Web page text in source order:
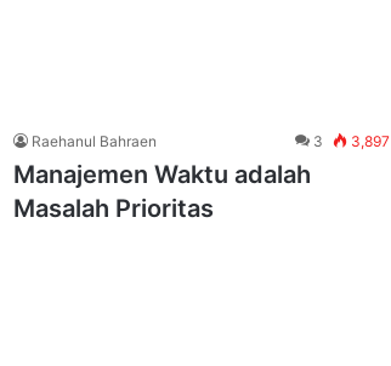
Raehanul Bahraen 3 3,897
Manajemen Waktu adalah
Masalah Prioritas